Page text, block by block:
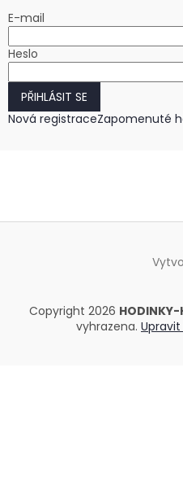
E-mail
Heslo
PŘIHLÁSIT SE
Nová registraceZapomenuté
Copyright 2026
vyhrazena.